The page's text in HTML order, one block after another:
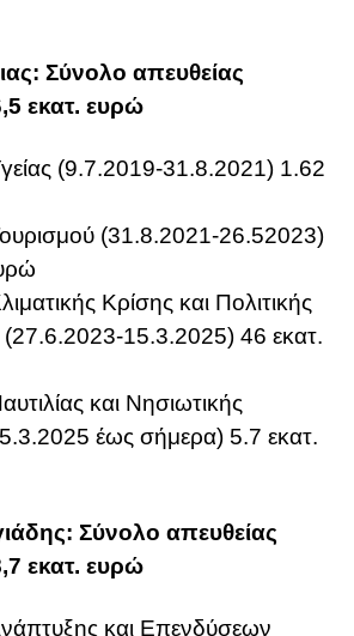
Σύνολο απευθείας
εκατ. ευρώ
(9.7.2019-31.8.2021) 1.62
(31.8.2021-26.52023)
Κρίσης και Πολιτικής
(27.6.2023-15.3.2025) 46 εκατ.
και Νησιωτικής
έως σήμερα) 5.7 εκατ.
Σύνολο απευθείας
εκατ. ευρώ
και Επενδύσεων